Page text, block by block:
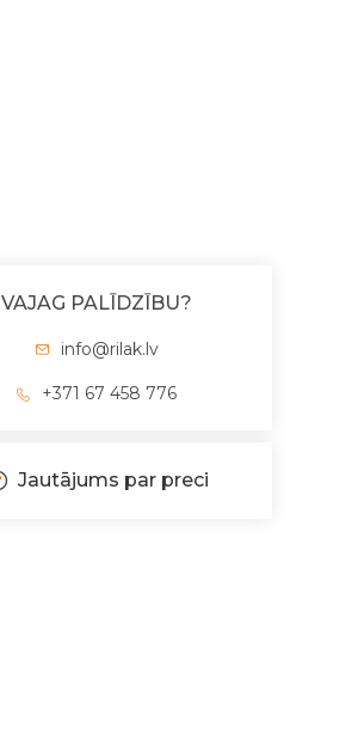
VAJAG PALĪDZĪBU?
info@rilak.lv
+371 67 458 776
Jautājums par preci